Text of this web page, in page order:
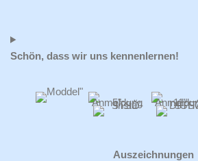
Schön, dass wir uns kennenlernen!
Auszeichnungen